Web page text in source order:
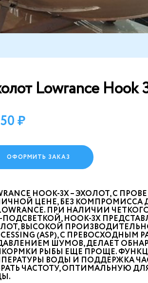
Lowrance Hook
ОФОРМИТЬ ЗАКАЗ
HOOK-3X – ЭХОЛОТ, С
ЦЕНЕ, БЕЗ КОМПРОМИССА
ПРИ НАЛИЧИИ
ПОДСВЕТКОЙ, HOOK-3X
ВЫСОКОЙ
(ASP), С
ШУМОВ, ДЕЛАЕТ
РЫБЫ ЕЩЕ ПРОЩЕ.
ВОДЫ И ПОДДЕРЖКА
ЧАСТОТУ, ОПТИМАЛЬНУЮ